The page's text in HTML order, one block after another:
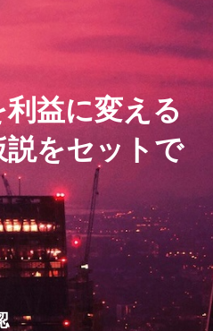
益に変える
をセットで